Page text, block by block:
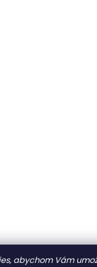
abychom Vám